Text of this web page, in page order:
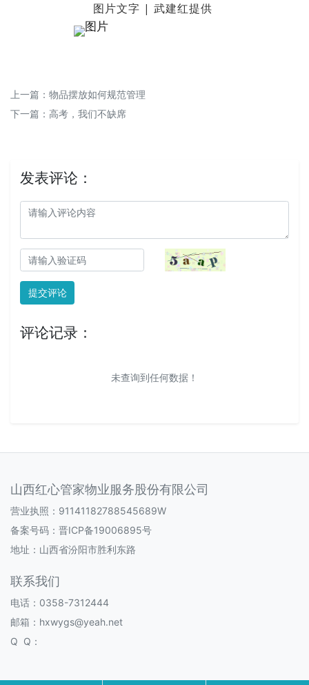
图片文字 | 武建红提供
上一篇： 物品摆放如何规范管理
下一篇： 高考，我们不缺席
发表评论：
提交评论
评论记录：
未查询到任何数据！
山西红心管家物业服务股份有限公司
营业执照：91141182788545689W
备案号码： 晋ICP备19006895号
地址：山西省汾阳市胜利东路
联系我们
电话：0358-7312444
邮箱：hxwygs@yeah.net
Q Q：